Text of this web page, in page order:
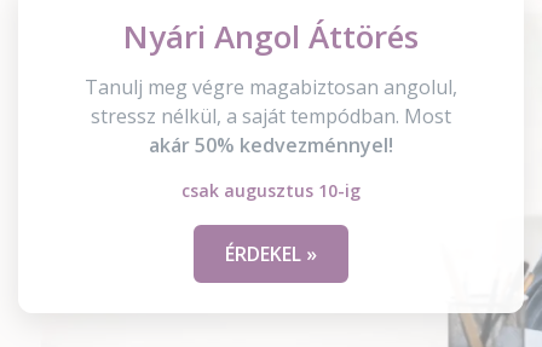
Nyári Angol Áttörés
Tanulj meg végre magabiztosan angolul,
stressz nélkül, a saját tempódban. Most
akár 50% kedvezménnyel!
csak augusztus 10-ig
ÉRDEKEL »